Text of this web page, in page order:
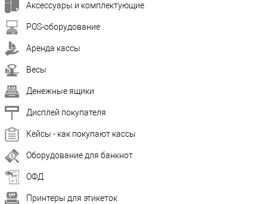
Аксессуары и комплектующие
POS-оборудование
Аренда кассы
Весы
Денежные ящики
Дисплей покупателя
Кейсы - как покупают кассы
Оборудование для банкнот
ОФД
Принтеры для этикеток